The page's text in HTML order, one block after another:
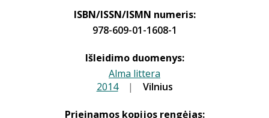
ISBN/ISSN/ISMN numeris:
978-609-01-1608-1
Išleidimo duomenys:
Alma littera
2014 | Vilnius
Prieinamos kopijos rengėjas: